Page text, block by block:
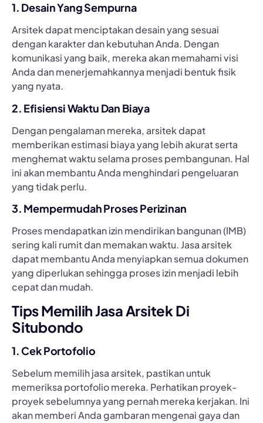
1. Desain Yang Sempurna
Arsitek dapat menciptakan desain yang sesuai
dengan karakter dan kebutuhan Anda. Dengan
komunikasi yang baik, mereka akan memahami visi
Anda dan menerjemahkannya menjadi bentuk fisik
yang nyata.
2. Efisiensi Waktu Dan Biaya
Dengan pengalaman mereka, arsitek dapat
memberikan estimasi biaya yang lebih akurat serta
menghemat waktu selama proses pembangunan. Hal
ini akan membantu Anda menghindari pengeluaran
yang tidak perlu.
3. Mempermudah Proses Perizinan
Proses mendapatkan izin mendirikan bangunan (IMB)
sering kali rumit dan memakan waktu. Jasa arsitek
dapat membantu Anda menyiapkan semua dokumen
yang diperlukan sehingga proses izin menjadi lebih
cepat dan mudah.
Tips Memilih Jasa Arsitek Di
Situbondo
1. Cek Portofolio
Sebelum memilih jasa arsitek, pastikan untuk
memeriksa portofolio mereka. Perhatikan proyek-
proyek sebelumnya yang pernah mereka kerjakan. Ini
akan memberi Anda gambaran mengenai gaya dan